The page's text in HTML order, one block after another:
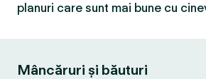
planuri care sunt mai bune cu
Mâncăruri și băuturi